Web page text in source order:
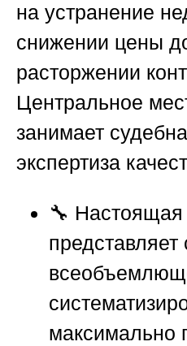
на устранение
снижении цены
расторжении
Центральное
занимает
экспертиза
🔧 Настоящая
представляет
максимально